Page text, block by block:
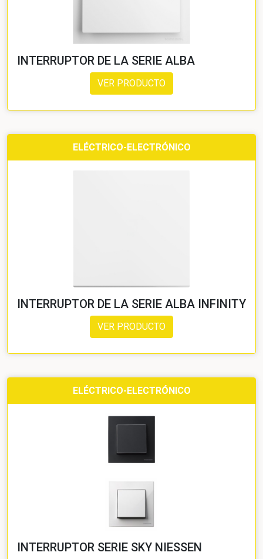
INTERRUPTOR DE LA SERIE ALBA
VER PRODUCTO
ELÉCTRICO-ELECTRÓNICO
INTERRUPTOR DE LA SERIE ALBA INFINITY
VER PRODUCTO
ELÉCTRICO-ELECTRÓNICO
INTERRUPTOR SERIE SKY NIESSEN